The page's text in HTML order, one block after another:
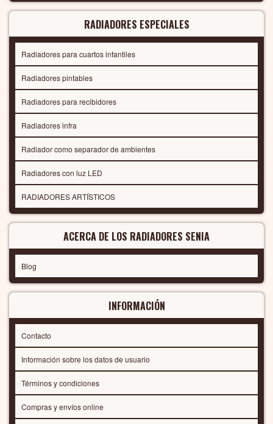
RADIADORES ESPECIALES
Radiadores para cuartos infantiles
Radiadores pintables
Radiadores para recibidores
Radiadores infra
Radiador como separador de ambientes
Radiadores con luz LED
RADIADORES ARTÍSTICOS
ACERCA DE LOS RADIADORES SENIA
Blog
INFORMACIÓN
Contacto
Información sobre los datos de usuario
Términos y condiciones
Compras y envíos online